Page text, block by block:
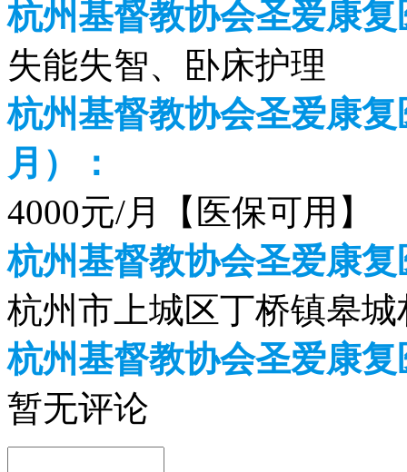
杭州基督教协会圣爱康
失能失智、卧床护理
杭州基督教协会圣爱康
月）：
4000元/月【医保可用】
杭州基督教协会圣爱康
杭州市上城区丁桥镇皋
杭州基督教协会圣爱康
暂无评论